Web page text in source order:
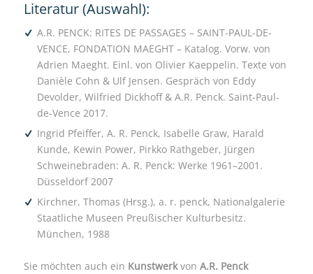
Literatur (Auswahl):
A.R. PENCK: RITES DE PASSAGES – SAINT-PAUL-DE-
VENCE, FONDATION MAEGHT – Katalog. Vorw. von
Adrien Maeght. Einl. von Olivier Kaeppelin. Texte von
Danièle Cohn & Ulf Jensen. Gespräch von Eddy
Devolder, Wilfried Dickhoff & A.R. Penck. Saint-Paul-
de-Vence 2017.
Ingrid Pfeiffer, A. R. Penck, Isabelle Graw, Harald
Kunde, Kewin Power, Pirkko Rathgeber, Jürgen
Schweinebraden: A. R. Penck: Werke 1961–2001.
Düsseldorf 2007
Kirchner, Thomas (Hrsg.), a. r. penck, Nationalgalerie
Staatliche Museen Preußischer Kulturbesitz.
München, 1988
Sie möchten auch ein Kunstwerkvon A.R. Penck